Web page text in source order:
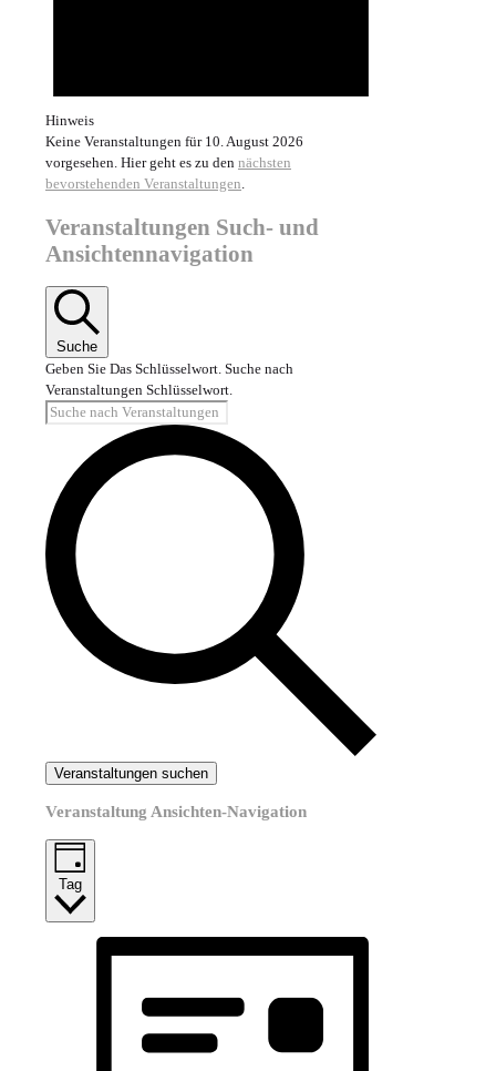
Hinweis
Keine Veranstaltungen für 10. August 2026
vorgesehen. Hier geht es zu den nächsten
bevorstehenden Veranstaltungen.
Veranstaltungen Such- und
Ansichtennavigation
Suche
Geben Sie Das Schlüsselwort. Suche nach
Veranstaltungen Schlüsselwort.
Veranstaltungen suchen
Veranstaltung Ansichten-Navigation
Tag